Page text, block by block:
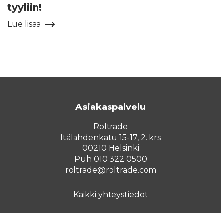
tyyliin!
Lue lisää
Asiakaspalvelu
Roltrade
Itälahdenkatu 15-17, 2. krs
00210 Helsinki
Puh 010 322 0500
roltrade@roltrade.com
Kaikki yhteystiedot